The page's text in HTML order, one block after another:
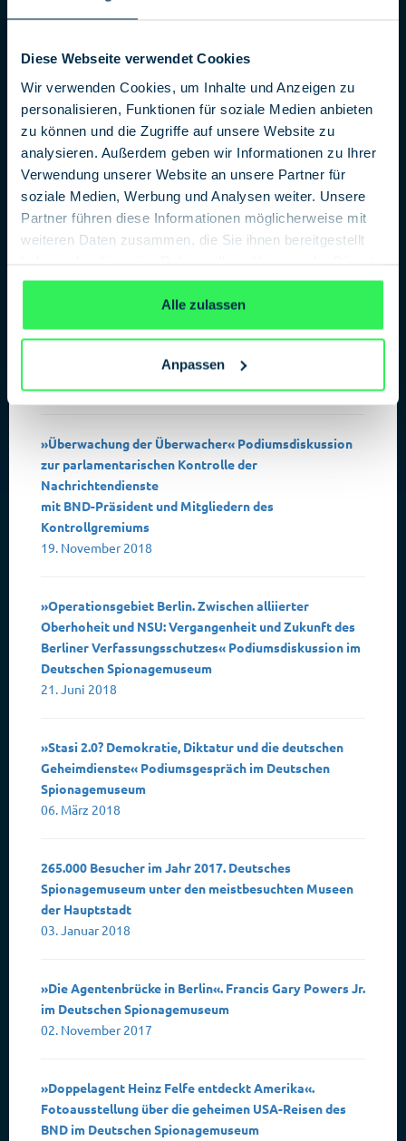
Diese Webseite verwendet Cookies
Wir verwenden Cookies, um Inhalte und Anzeigen zu
personalisieren, Funktionen für soziale Medien anbieten
zu können und die Zugriffe auf unsere Website zu
analysieren. Außerdem geben wir Informationen zu Ihrer
Verwendung unserer Website an unsere Partner für
soziale Medien, Werbung und Analysen weiter. Unsere
Partner führen diese Informationen möglicherweise mit
weiteren Daten zusammen, die Sie ihnen bereitgestellt
gesammelt haben.Datenschutzerklärung
Alle zulassen
Anpassen
Bielefeld ist eine Erfindung der Stasi
04. September 2019
1 Million Besucher im Deutschen Spionagemuseum
14. August 2019
Schülerzeitung „Der Spargel“ gewinnt Sonderpreis des
Deutschen Spionagemuseums beim
25. Februar 2019
342.000 Besucher im Jahr 2018 – Besucherrekord im
Deutschen Spionagemuseum
3. Januar 2019
»Überwachung der Überwacher« Podiumsdiskussion
zur parlamentarischen Kontrolle der
Nachrichtendienste
mit BND-Präsident und Mitgliedern des
Kontrollgremiums
19. November 2018
»Operationsgebiet Berlin. Zwischen alliierter
Oberhoheit und NSU: Vergangenheit und Zukunft des
Berliner Verfassungsschutzes« Podiumsdiskussion im
Deutschen Spionagemuseum
21. Juni 2018
»Stasi 2.0? Demokratie, Diktatur und die deutschen
Geheimdienste« Podiumsgespräch im Deutschen
Spionagemuseum
06. März 2018
265.000 Besucher im Jahr 2017. Deutsches
Spionagemuseum unter den meistbesuchten Museen
der Hauptstadt
03. Januar 2018
»Die Agentenbrücke in Berlin«. Francis Gary Powers Jr.
im Deutschen Spionagemuseum
02. November 2017
»Doppelagent Heinz Felfe entdeckt Amerika«.
Fotoausstellung über die geheimen USA-Reisen des
BND im Deutschen Spionagemuseum